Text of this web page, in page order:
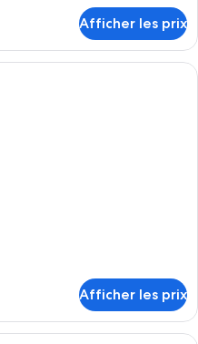
Afficher les prix
Une chambre aux murs lambrissés,
Afficher les prix
Une chambre à coucher avec un lit,